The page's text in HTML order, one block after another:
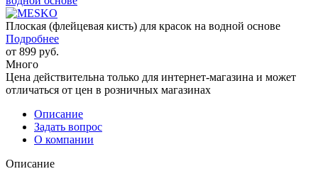
Плоская (флейцевая кисть) для красок на водной основе
Подробнее
от 899 руб.
Много
Цена действительна только для интернет-магазина и может
отличаться от цен в розничных магазинах
Описание
Задать вопрос
О компании
Описание